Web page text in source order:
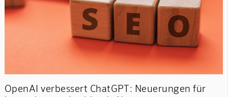
OpenAI verbessert ChatGPT: Neuerungen für